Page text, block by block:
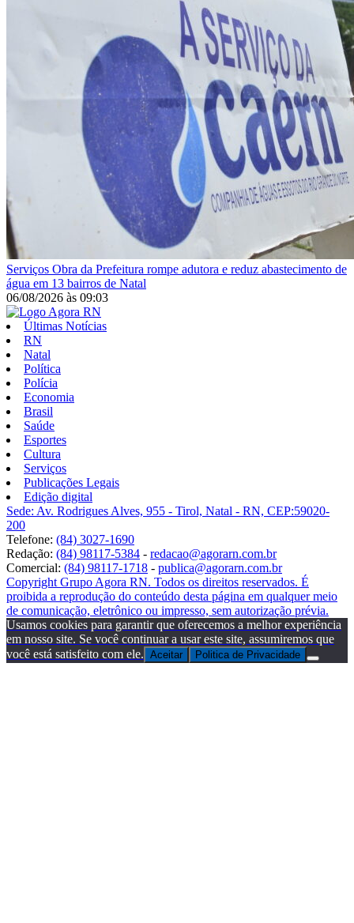
Serviços Obra da Prefeitura rompe adutora e reduz abastecimento de
água em 13 bairros de Natal
06/08/2026 às 09:03
Últimas Notícias
RN
Natal
Política
Polícia
Economia
Brasil
Saúde
Esportes
Cultura
Serviços
Publicações Legais
Edição digital
Sede: Av. Rodrigues Alves, 955 - Tirol, Natal - RN, CEP:59020-
200
Telefone: (84) 3027-1690
Redação: (84) 98117-5384 - redacao@agorarn.com.br
Comercial: (84) 98117-1718 - publica@agorarn.com.br
Copyright Grupo Agora RN. Todos os direitos reservados. É
proibida a reprodução do conteúdo desta página em qualquer meio
de comunicação, eletrônico ou impresso, sem autorização prévia.
Usamos cookies para garantir que oferecemos a melhor experiência
em nosso site. Se você continuar a usar este site, assumiremos que
você está satisfeito com ele. Aceitar Politica de Privacidade